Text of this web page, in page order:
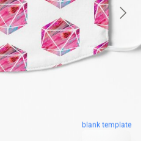
blank template